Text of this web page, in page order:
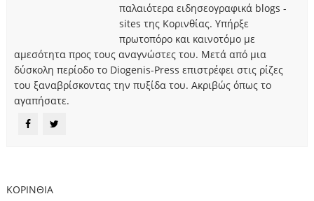
παλαιότερα ειδησεογραφικά blogs -
sites της Κορινθίας. Υπήρξε
πρωτοπόρο και καινοτόμο με
αμεσότητα προς τους αναγνώστες του. Μετά από μια
δύσκολη περίοδο το Diogenis-Press επιστρέφει στις ρίζες
του ξαναβρίσκοντας την πυξίδα του. Ακριβώς όπως το
αγαπήσατε.
ΚΟΡΙΝΘΙΑ